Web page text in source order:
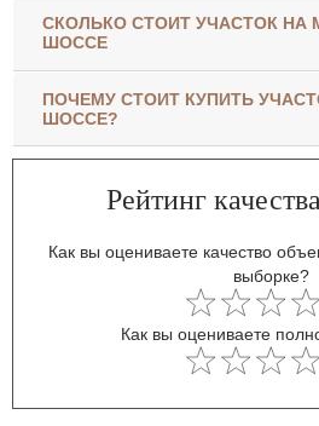
СКОЛЬКО СТОИТ УЧАСТОК
ШОССЕ
ПОЧЕМУ СТОИТ КУПИТЬ
ШОССЕ?
Рейтинг
Как вы оцениваете качество
выборке?
Как вы оцениваете